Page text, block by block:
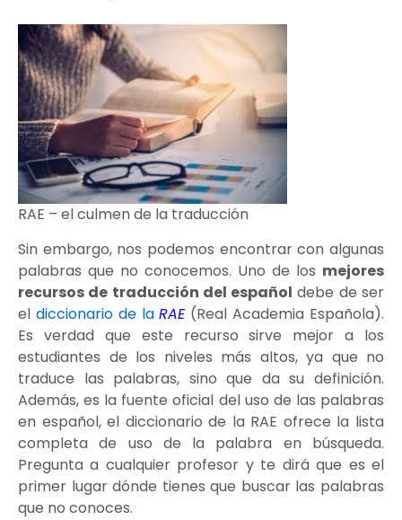
RAE – el culmen de la traducción
Sin embargo, nos podemos encontrar con algunas
palabras que no conocemos. Uno de los mejores
recursos de traducción del español debe de ser
el diccionario de laRAE(Real Academia Española).
Es verdad que este recurso sirve mejor a los
estudiantes de los niveles más altos, ya que no
traduce las palabras, sino que da su definición.
Además, es la fuente oficial del uso de las palabras
en español, el diccionario de la RAE ofrece la lista
completa de uso de la palabra en búsqueda.
Pregunta a cualquier profesor y te dirá que es el
primer lugar dónde tienes que buscar las palabras
que no conoces.